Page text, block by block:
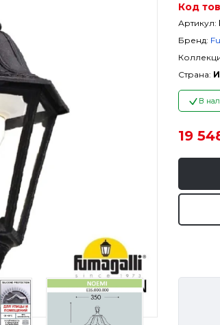
Код
Артикул:
Бренд:
Страна:
В
19